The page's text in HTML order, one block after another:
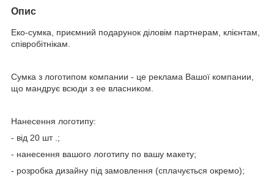
Опис
Еко-сумка, приємний подарунок діловім партнерам, клієнтам,
співробітнікам.
Сумка з логотипом компании - це реклама Вашої компании,
що мандрує всюди з ее власником.
Нанесення логотипу:
- від 20 шт .;
- нанесення вашого логотипу по вашу макету;
- розробка дизайну під замовлення (сплачується окремо);